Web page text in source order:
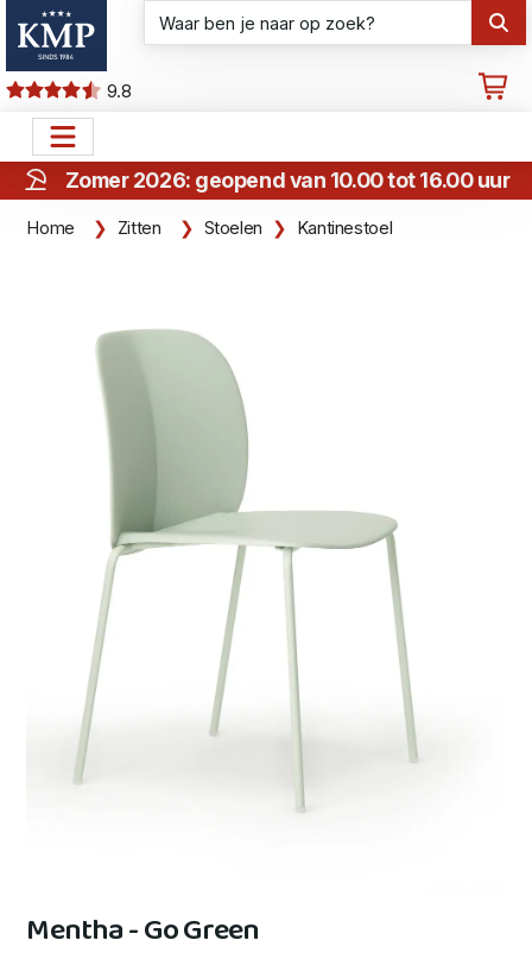
9.8
Zomer 2026: geopend van 10.00 tot 16.00 uur
Home Zitten Stoelen Kantinestoel
Mentha - Go Green